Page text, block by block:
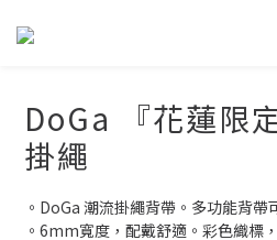
DoGa 『花蓮限
掛繩
。DoGa 潮流掛繩背帶。多功能背
。6mm寬度，配戴舒適。彩色織標